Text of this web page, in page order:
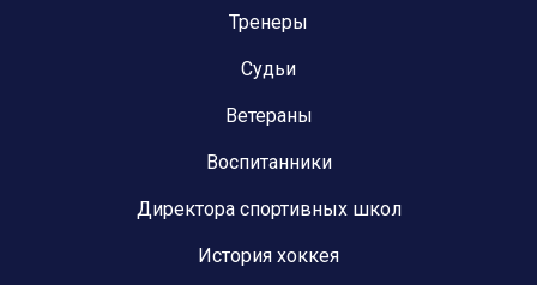
Тренеры
Судьи
Ветераны
Воспитанники
Директора спортивных школ
История хоккея